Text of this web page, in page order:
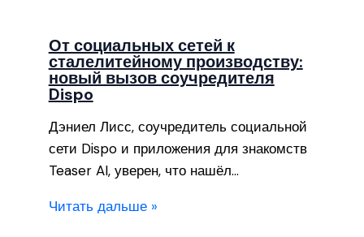
От социальных сетей к
сталелитейному производству:
новый вызов соучредителя
Dispo
Дэниел Лисс, соучредитель социальной
сети Dispo и приложения для знакомств
Teaser AI, уверен, что нашёл…
Читать дальше »